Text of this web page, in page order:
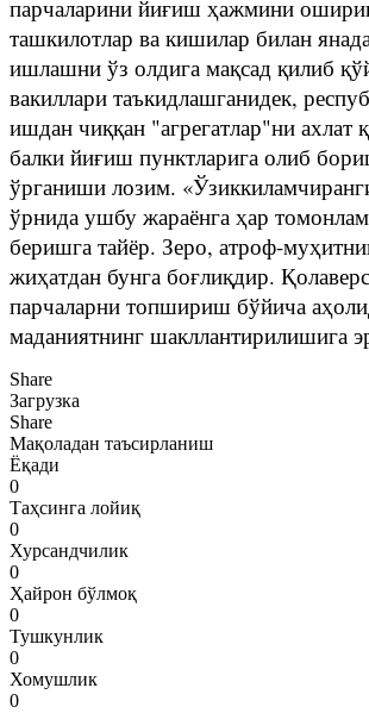
парчаларини йиғиш ҳажмини
ташкилотлар ва кишилар билан
ишлашни ўз олдига мақсад қилиб
вакиллари таъкидлашганидек,
ишдан чиққан "агрегатлар"ни ахлат
балки йиғиш пунктларига олиб
ўрганиши лозим.
ўрнида ушбу жараёнга ҳар
беришга тайёр. Зеро, атроф-
жиҳатдан бунга боғлиқдир.
парчаларни топшириш бўйича
маданиятнинг шакллантирилишига
Share
Загрузка
Share
Мақоладан таъсирланиш
Ёқади
0
Таҳсинга лойиқ
0
Хурсандчилик
0
Ҳайрон бўлмоқ
0
Тушкунлик
0
Хомушлик
0